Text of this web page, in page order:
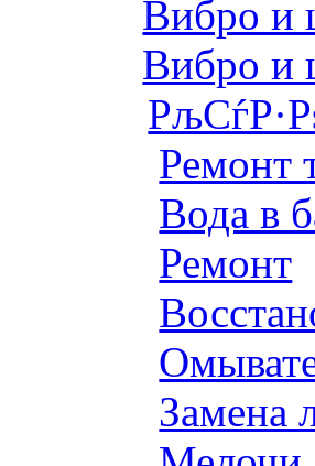
Вибро и
Вибро и
Ремонт
Вода в
Ремонт
Замена